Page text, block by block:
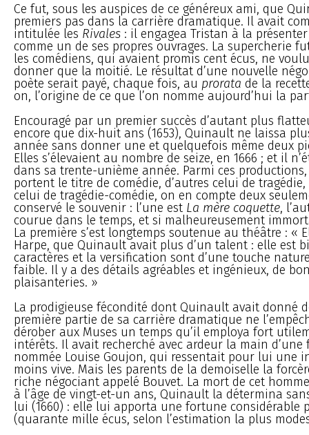
Ce fut, sous les auspices de ce généreux ami, que
premiers pas dans la carrière dramatique. Il avait
intitulée les Rivales : il engagea Tristan à la
comme un de ses propres ouvrages. La supercherie
les comédiens, qui avaient promis cent écus, ne
donner que la moitié. Le résultat d’une nouvelle
poète serait payé, chaque fois, au prorata de la
on, l’origine de ce que l’on nomme aujourd’hui la
Encouragé par un premier succès d’autant plus
encore que dix-huit ans (1653), Quinault ne laissa
année sans donner une et quelquefois même deux
Elles s’élevaient au nombre de seize, en 1666 ; et il
dans sa trente-unième année. Parmi ces
portent le titre de comédie, d’autres celui de tragédie,
celui de tragédie-comédie, on en compte deux
conservé le souvenir : l’une est La mère coquette,
courue dans le temps, et si malheureusement
La première s’est longtemps soutenue au théâtre : «
Harpe, que Quinault avait plus d’un talent : elle est
caractères et la versification sont d’une touche
faible. Il y a des détails agréables et ingénieux, de
plaisanteries. »
La prodigieuse fécondité dont Quinault avait donné
première partie de sa carrière dramatique ne
dérober aux Muses un temps qu’il employa fort
intérêts. Il avait recherché avec ardeur la main
nommée Louise Goujon, qui ressentait pour lui une
moins vive. Mais les parents de la demoiselle la
riche négociant appelé Bouvet. La mort de cet
à l’âge de vingt-et-un ans, Quinault la détermina
lui (1660) : elle lui apporta une fortune considérable
(quarante mille écus, selon l’estimation la plus